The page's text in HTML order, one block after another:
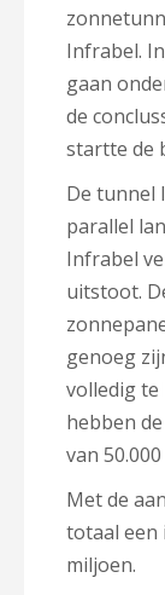
Infrabel.
gaan
de
startte de
De tunnel
parallel
Infrabel
uitstoot.
genoeg
volledig
hebben
van 50.000
Met de
totaal een
miljoen.